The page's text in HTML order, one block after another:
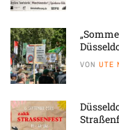
VON UTE